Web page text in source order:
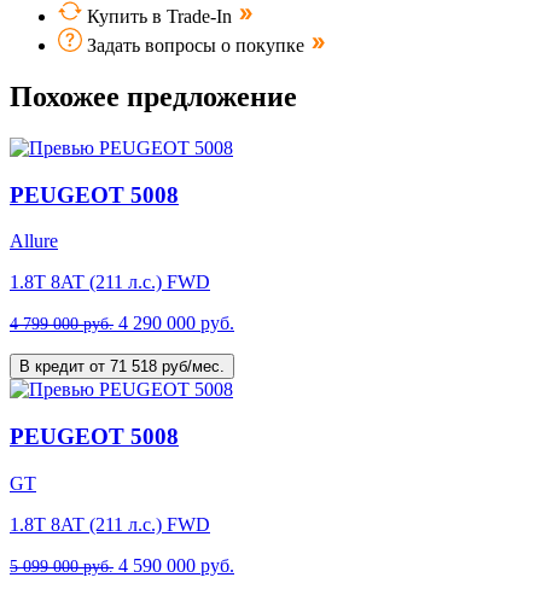
Купить в Trade-In
Задать вопросы о покупке
Похожее предложение
PEUGEOT 5008
Allure
1.8T 8AT (211 л.с.) FWD
4 799 000 руб. 4 290 000 руб.
В кредит от 71 518 руб/мес.
PEUGEOT 5008
GT
1.8T 8AT (211 л.с.) FWD
5 099 000 руб. 4 590 000 руб.